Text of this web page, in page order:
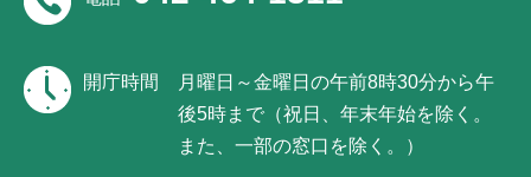
開庁時間
月曜日～金曜日の午前8時30分から午
後5時まで（祝日、年末年始を除く。
また、一部の窓口を除く。）